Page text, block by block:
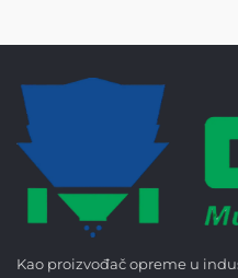
Kao proizvođač opreme u